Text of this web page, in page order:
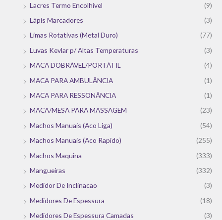
Lacres Termo Encolhível
(9)
Lápis Marcadores
(3)
Limas Rotativas (Metal Duro)
(77)
Luvas Kevlar p/ Altas Temperaturas
(3)
MACA DOBRÁVEL/PORTÁTIL
(4)
MACA PARA AMBULÂNCIA
(1)
MACA PARA RESSONÂNCIA
(1)
MACA/MESA PARA MASSAGEM
(23)
Machos Manuais (Aco Liga)
(54)
Machos Manuais (Aco Rapido)
(255)
Machos Maquina
(333)
Mangueiras
(332)
Medidor De Inclinacao
(3)
Medidores De Espessura
(18)
Medidores De Espessura Camadas
(3)